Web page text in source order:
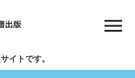
イトです。